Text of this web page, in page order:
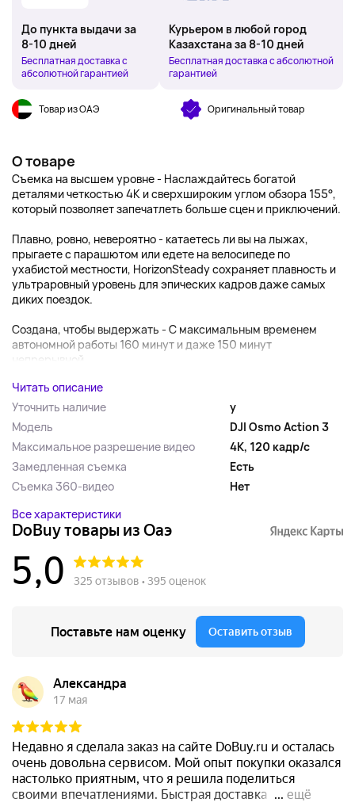
До пункта выдачи за
8-10 дней
Бесплатная доставка с
абсолютной гарантией
Курьером в любой город
Казахстана за 8-10 дней
Бесплатная доставка с абсолютной
гарантией
Товар из ОАЭ Оригинальный товар
О товаре
Съемка на высшем уровне - Наслаждайтесь богатой
деталями четкостью 4K и сверхшироким углом обзора 155°,
который позволяет запечатлеть больше сцен и приключений.
Плавно, ровно, невероятно - катаетесь ли вы на лыжах,
прыгаете с парашютом или едете на велосипеде по
ухабистой местности, HorizonSteady сохраняет плавность и
ультраровный уровень для эпических кадров даже самых
диких поездок.
Создана, чтобы выдержать - С максимальным временем
автономной работы 160 минут и даже 150 минут
непрерывной...
Читать описание
Уточнить наличие
y
Модель
DJI Osmo Action 3
Максимальное разрешение видео
4К, 120 кадр/с
Замедленная съемка
Есть
Съемка 360-видео
Нет
Все характеристики